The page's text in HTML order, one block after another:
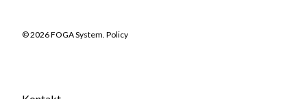
© 2026 FOGA System. Policy